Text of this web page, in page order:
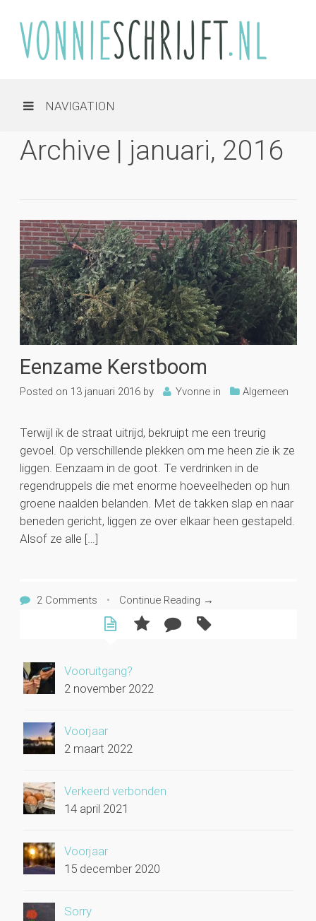
NAVIGATION
Archive | januari, 2016
Eenzame Kerstboom
Posted on 13 januari 2016 by Yvonne in Algemeen
Terwijl ik de straat uitrijd, bekruipt me een treurig
gevoel. Op verschillende plekken om me heen zie ik ze
liggen. Eenzaam in de goot. Te verdrinken in de
regendruppels die met enorme hoeveelheden op hun
groene naalden belanden. Met de takken slap en naar
beneden gericht, liggen ze over elkaar heen gestapeld.
Alsof ze alle […]
2 Comments • Continue Reading →
Vooruitgang?
2 november 2022
Voorjaar
2 maart 2022
Verkeerd verbonden
14 april 2021
Voorjaar
15 december 2020
Sorry